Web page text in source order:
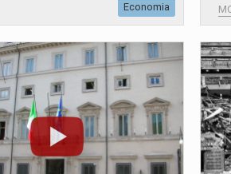
Economia